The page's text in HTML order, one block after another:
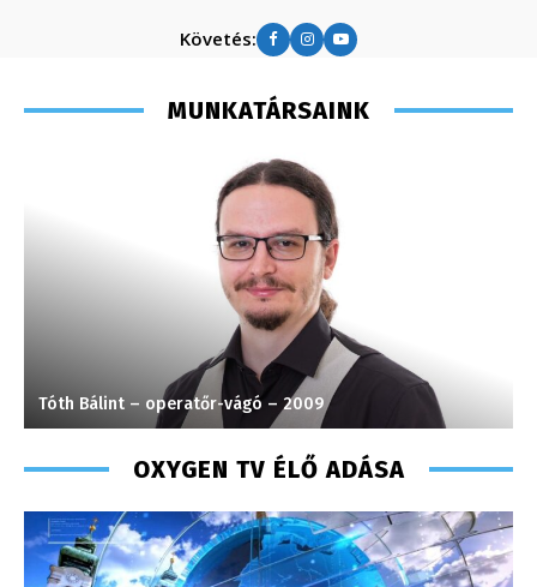
Követés:
MUNKATÁRSAINK
Tóth Bálint – operatőr-vágó – 2009
OXYGEN TV ÉLŐ ADÁSA